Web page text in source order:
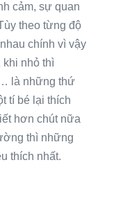
cảm, sự quan
theo từng độ
chính vì vậy
khi nhỏ thì
là những thứ
tí bé lại thích
hơn chút nữa
thì những
thích nhất.